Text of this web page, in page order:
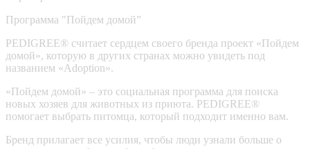
Программа "Пойдем домой”
PEDIGREE® считает сердцем своего бренда проект «Пойдем
домой», которую в других странах можно увидеть под
названием «Adoption».
«Пойдем домой» – это социальная программа для поиска
новых хозяев для животных из приюта. PEDIGREE®
помогает выбрать питомца, который подходит именно вам.
Бренд прилагает все усилия, чтобы люди узнали больше о